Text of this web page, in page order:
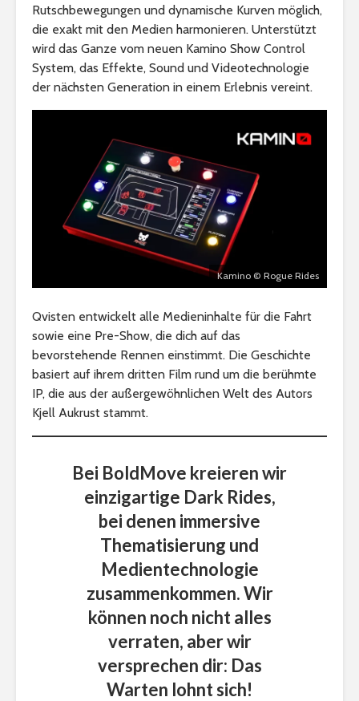
Rutschbewegungen und dynamische Kurven möglich,
die exakt mit den Medien harmonieren. Unterstützt
wird das Ganze vom neuen Kamino Show Control
System, das Effekte, Sound und Videotechnologie
der nächsten Generation in einem Erlebnis vereint.
Kamino © Rogue Rides
Qvisten entwickelt alle Medieninhalte für die Fahrt
sowie eine Pre-Show, die dich auf das
bevorstehende Rennen einstimmt. Die Geschichte
basiert auf ihrem dritten Film rund um die berühmte
IP, die aus der außergewöhnlichen Welt des Autors
Kjell Aukrust stammt.
Bei BoldMove kreieren wir
einzigartige Dark Rides,
bei denen immersive
Thematisierung und
Medientechnologie
zusammenkommen. Wir
können noch nicht alles
verraten, aber wir
versprechen dir: Das
Warten lohnt sich!